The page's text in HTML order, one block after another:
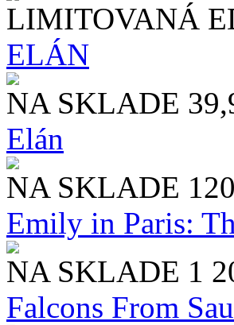
LIMITOVANÁ
ELÁN
NA SKLADE
Elán
NA SKLADE
Emily in Paris:
NA SKLADE 1
Falcons From